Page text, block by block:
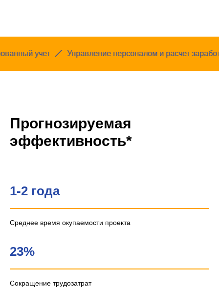
Управление персоналом и расчет заработной
Прогнозируемая
эффективность*
1-2 года
Среднее время окупаемости проекта
23%
Сокращение трудозатрат